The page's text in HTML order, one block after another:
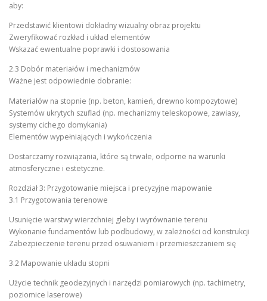
aby:
Przedstawić klientowi dokładny wizualny obraz projektu
Zweryfikować rozkład i układ elementów
Wskazać ewentualne poprawki i dostosowania
2.3 Dobór materiałów i mechanizmów
Ważne jest odpowiednie dobranie:
Materiałów na stopnie (np. beton, kamień, drewno kompozytowe)
Systemów ukrytych szuflad (np. mechanizmy teleskopowe, zawiasy,
systemy cichego domykania)
Elementów wypełniających i wykończenia
Dostarczamy rozwiązania, które są trwałe, odporne na warunki
atmosferyczne i estetyczne.
Rozdział 3: Przygotowanie miejsca i precyzyjne mapowanie
3.1 Przygotowania terenowe
Usunięcie warstwy wierzchniej gleby i wyrównanie terenu
Wykonanie fundamentów lub podbudowy, w zależności od konstrukcji
Zabezpieczenie terenu przed osuwaniem i przemieszczaniem się
3.2 Mapowanie układu stopni
Użycie technik geodezyjnych i narzędzi pomiarowych (np. tachimetry,
poziomice laserowe)